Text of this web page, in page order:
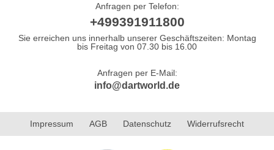
Anfragen per Telefon:
+499391911800
Sie erreichen uns innerhalb unserer Geschäftszeiten: Montag
bis Freitag von 07.30 bis 16.00
Anfragen per E-Mail:
info@dartworld.de
Impressum AGB Datenschutz Widerrufsrecht